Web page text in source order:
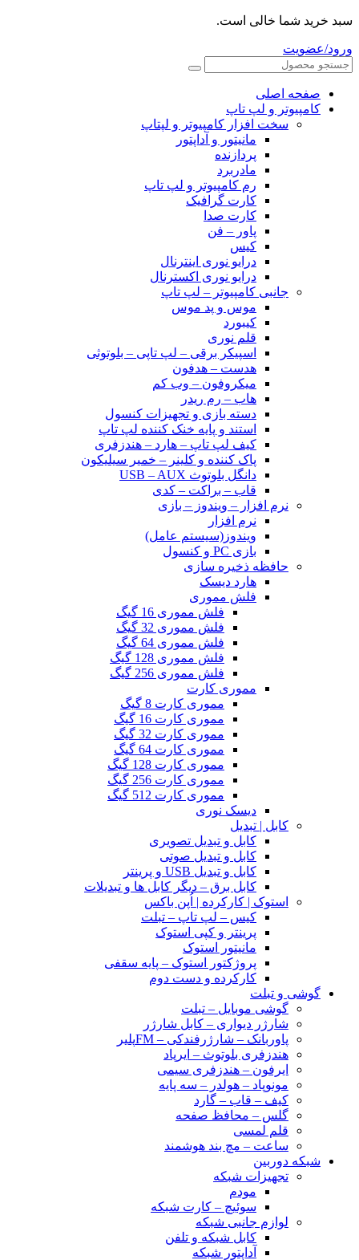
سبد خرید شما خالی است.
ورود/عضویت
صفحه اصلی
کامپیوتر و‌‌‌‌‌ لپ تاپ
سخت افزار کامپیوتر و لپتاپ
مانیتور و آداپتور
پردازنده
مادربرد
رم کامپیوتر و لپ تاپ
کارت گرافیک
کارت صدا
پاور – فن
کیس
درایو نوری اینترنال
درایو نوری اکسترنال
جانبی کامپیوتر – لپ تاپ
موس و پد موس
کیبورد
قلم نوری
اسپیکر برقی – لپ تاپی – بلوتوثی
هدست – هدفون
میکروفون – وب کم
هاب – رم ریدر
دسته بازی و تجهیزات کنسول
استند و پایه خنک کننده لپ تاپ
کیف لپ تاپ – هارد – هندزفری
پاک کننده و کلینر – خمیر سیلیکون
دانگل بلوتوث USB – AUX
قاب – براکت – کدی
نرم افزار – ویندوز – بازی
نرم افزار
ویندوز(سیستم عامل)
بازی PC و کنسول
حافظه ذخیره سازی
هارد دیسک
فلش مموری
فلش مموری 16 گیگ
فلش مموری 32 گیگ
فلش مموری 64 گیگ
فلش مموری 128 گیگ
فلش مموری 256 گیگ
مموری کارت
مموری کارت 8 گیگ
مموری کارت 16 گیگ
مموری کارت 32 گیگ
مموری کارت 64 گیگ
مموری کارت 128 گیگ
مموری کارت 256 گیگ
مموری کارت 512 گیگ
دیسک نوری
کابل | تبدیل
کابل و تبدیل تصویری
کابل و تبدیل صوتی
کابل و تبدیل USB و پرینتر
کابل برق – دیگر کابل ها و تبدیلات
استوک | کارکرده | اُپن باکس
کیس – لپ تاپ – تبلت
پرینتر و کپی استوک
مانیتور استوک
پروژکتور استوک – پایه سقفی
کارکرده و دست دوم
گوشی و تبلت
گوشی موبایل – تبلت
شارژر دیواری – کابل شارژر
پاوربانک – شارژرفندکی – FMپلیر
هندزفری بلوتوث – ایرپاد
ایرفون – هندزفری سیمی
مونوپاد – هولدر – سه پایه
کیف – قاب – گارد
گلس – محافظ صفحه
قلم لمسی
ساعت – مچ بند هوشمند
شبکه دوربین
تجهیزات شبکه
مودم
سوئیچ – کارت شبکه
لوازم جانبی شبکه
کابل شبکه و تلفن
آداپتور شبکه